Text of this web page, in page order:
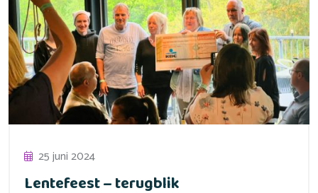
25 juni 2024
Lentefeest – terugblik